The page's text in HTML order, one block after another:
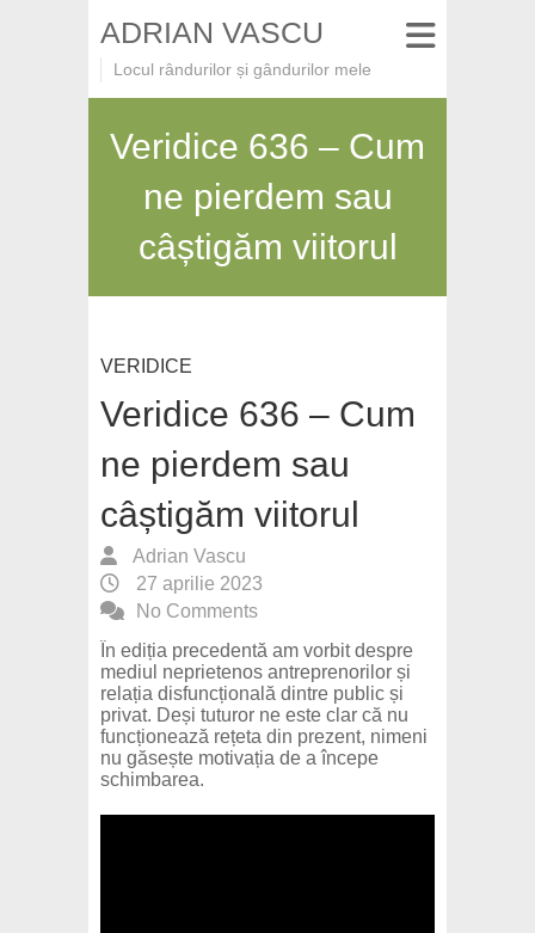
ADRIAN VASCU
Locul rândurilor și gândurilor mele
Veridice 636 – Cum
ne pierdem sau
câștigăm viitorul
VERIDICE
Veridice 636 – Cum
ne pierdem sau
câștigăm viitorul
Adrian Vascu
27 aprilie 2023
No Comments
În ediția precedentă am vorbit despre
mediul neprietenos antreprenorilor și
relația disfuncțională dintre public și
privat. Deși tuturor ne este clar că nu
funcționează rețeta din prezent, nimeni
nu găsește motivația de a începe
schimbarea.